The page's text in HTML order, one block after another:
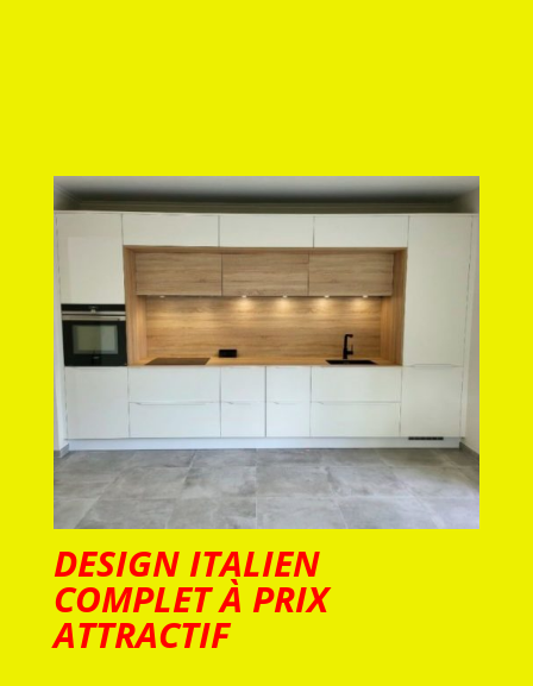
DESIGN ITALIEN
COMPLET À PRIX
ATTRACTIF